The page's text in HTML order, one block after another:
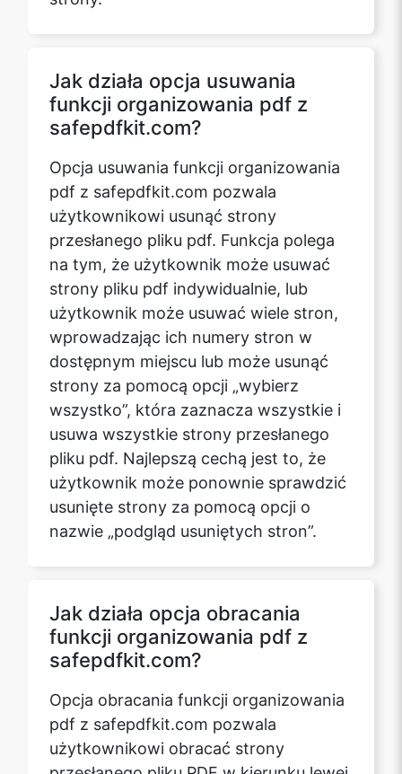
Jak działa opcja usuwania
funkcji organizowania pdf z
safepdfkit.com?
Opcja usuwania funkcji organizowania
pdf z safepdfkit.com pozwala
użytkownikowi usunąć strony
przesłanego pliku pdf. Funkcja polega
na tym, że użytkownik może usuwać
strony pliku pdf indywidualnie, lub
użytkownik może usuwać wiele stron,
wprowadzając ich numery stron w
dostępnym miejscu lub może usunąć
strony za pomocą opcji „wybierz
wszystko”, która zaznacza wszystkie i
usuwa wszystkie strony przesłanego
pliku pdf. Najlepszą cechą jest to, że
użytkownik może ponownie sprawdzić
usunięte strony za pomocą opcji o
nazwie „podgląd usuniętych stron”.
Jak działa opcja obracania
funkcji organizowania pdf z
safepdfkit.com?
Opcja obracania funkcji organizowania
pdf z safepdfkit.com pozwala
użytkownikowi obracać strony
przesłanego pliku PDF w kierunku lewej